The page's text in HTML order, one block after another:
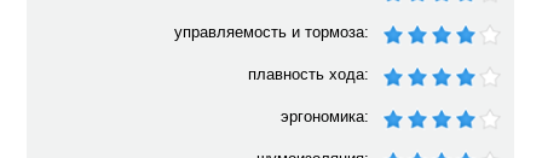
управляемость и тормоза:
плавность хода:
эргономика: